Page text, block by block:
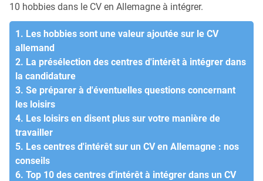
10 hobbies dans le CV en Allemagne à intégrer.
1. Les hobbies sont une valeur ajoutée sur le CV
allemand
2. La présélection des centres d'intérêt à intégrer dans
la candidature
3. Se préparer à d'éventuelles questions concernant
les loisirs
4. Les loisirs en disent plus sur votre manière de
travailler
5. Les centres d'intérêt sur un CV en Allemagne : nos
conseils
6. Top 10 des centres d'intérêt à intégrer dans un CV